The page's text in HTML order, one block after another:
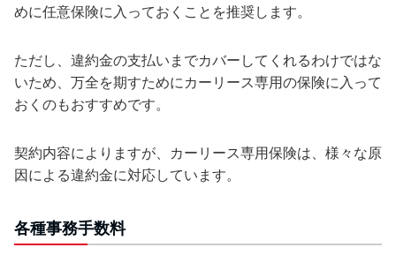
めに任意保険に入っておくことを推奨します。
ただし、違約金の支払いまでカバーしてくれるわけではな
いため、万全を期すためにカーリース専用の保険に入って
おくのもおすすめです。
契約内容によりますが、カーリース専用保険は、様々な原
因による違約金に対応しています。
各種事務手数料